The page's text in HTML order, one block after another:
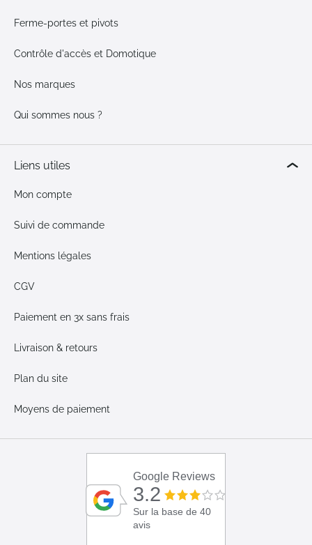
Ferme-portes et pivots
Contrôle d'accès et Domotique
Nos marques
Qui sommes nous ?
Liens utiles
Mon compte
Suivi de commande
Mentions légales
CGV
Paiement en 3x sans frais
Livraison & retours
Plan du site
Moyens de paiement
Google Reviews
3.2
Sur la base de 40
avis